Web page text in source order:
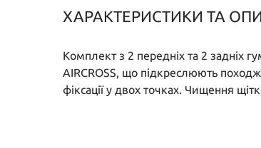
ХАРАКТЕРИСТИКИ ТА
Комплект з 2 передніх та 2 задніх
AIRCROSS, що підкреслюють
фіксації у двох точках. Чищення